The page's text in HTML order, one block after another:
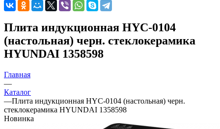
Плита индукционная HYC-0104
(настольная) черн. стеклокерамика
HYUNDAI 1358598
Главная
—
Каталог
—Плита индукционная HYC-0104 (настольная) черн.
стеклокерамика HYUNDAI 1358598
Новинка